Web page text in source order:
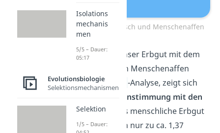
Stammbaum Mensch und Menschenaffen
Vergleicht man unser Erbgut mit dem
der verschiedenen Menschenaffen
mittels einer
DNA-Analyse, zeigt sich
größte Übereinstimmung mit den
Schimpansen
. Das menschliche Erbgut
unterscheidet sich nur zu ca. 1,37
Isolations
mechanis
men
5/5 – Dauer:
05:17
Evolutionsbiologie
Selektionsmechanismen
Selektion
1/5 – Dauer: